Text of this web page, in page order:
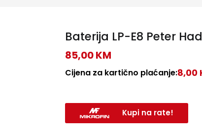
Baterija LP-E8 Peter
85,00KM
Cijena za kartično plaćanje:8,00
Kupi na rate!